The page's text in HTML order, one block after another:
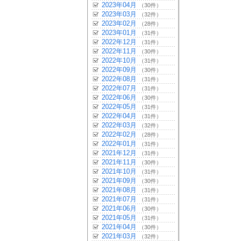
2023年04月 （30件）
2023年03月 （32件）
2023年02月 （28件）
2023年01月 （31件）
2022年12月 （31件）
2022年11月 （30件）
2022年10月 （31件）
2022年09月 （30件）
2022年08月 （31件）
2022年07月 （31件）
2022年06月 （30件）
2022年05月 （31件）
2022年04月 （31件）
2022年03月 （32件）
2022年02月 （28件）
2022年01月 （31件）
2021年12月 （31件）
2021年11月 （30件）
2021年10月 （31件）
2021年09月 （30件）
2021年08月 （31件）
2021年07月 （31件）
2021年06月 （30件）
2021年05月 （31件）
2021年04月 （30件）
2021年03月 （32件）